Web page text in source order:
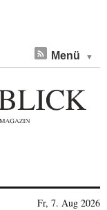
Menü
Fr, 7. Aug 2026